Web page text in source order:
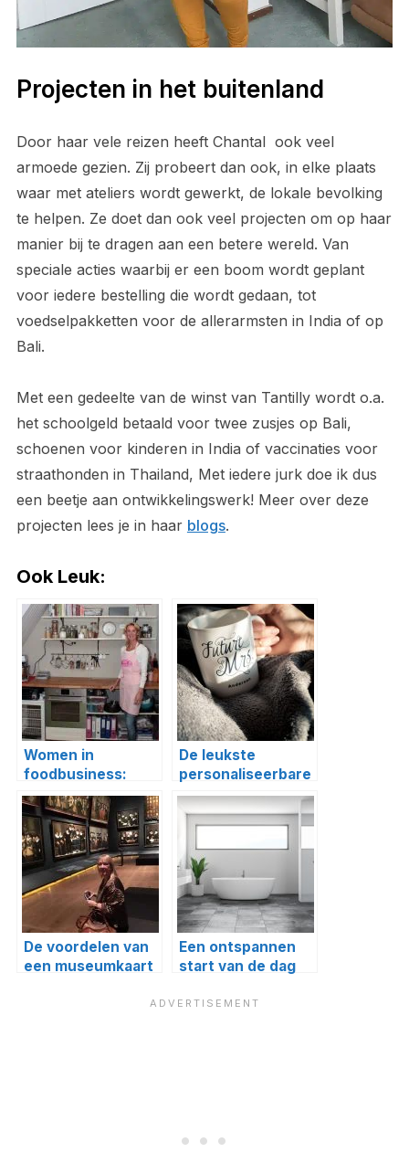
Projecten in het buitenland
Door haar vele reizen heeft Chantal ook veel
armoede gezien. Zij probeert dan ook, in elke plaats
waar met ateliers wordt gewerkt, de lokale bevolking
te helpen. Ze doet dan ook veel projecten om op haar
manier bij te dragen aan een betere wereld. Van
speciale acties waarbij er een boom wordt geplant
voor iedere bestelling die wordt gedaan, tot
voedselpakketten voor de allerarmsten in India of op
Bali.
Met een gedeelte van de winst van Tantilly wordt o.a.
het schoolgeld betaald voor twee zusjes op Bali,
schoenen voor kinderen in India of vaccinaties voor
straathonden in Thailand, Met iedere jurk doe ik dus
een beetje aan ontwikkelingswerk! Meer over deze
projecten lees je in haar blogs.
Ook Leuk:
Women in
foodbusiness:
Homemade Queen
De leukste
personaliseerbare
cadeaus voor
Valentijn
De voordelen van
een museumkaart
Een ontspannen
start van de dag
badkamer: zo